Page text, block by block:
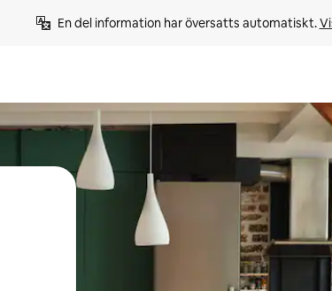
En del information har översatts automatiskt.